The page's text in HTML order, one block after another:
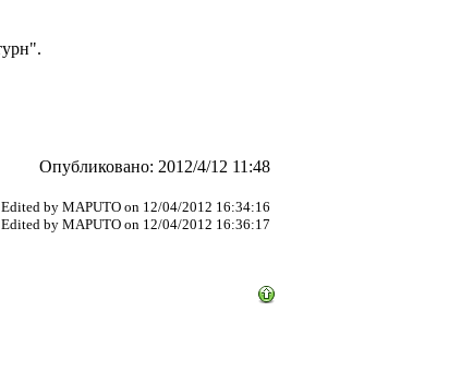
Опубликовано: 2012/4/12 11:48
Edited by MAPUTO on 12/04/2012 16:34:16
Edited by MAPUTO on 12/04/2012 16:36:17